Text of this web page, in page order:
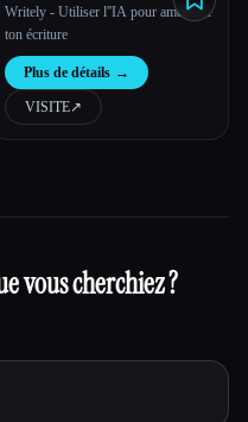
Writely - Utiliser l''IA pour améliorer
ton écriture
Plus de détails →
VISITE↗︎
vous cherchiez ?